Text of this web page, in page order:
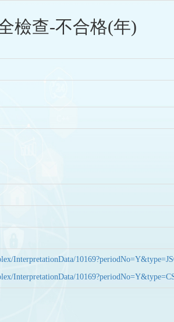
檢查-不合格(年)
InterpretationData/
InterpretationData/